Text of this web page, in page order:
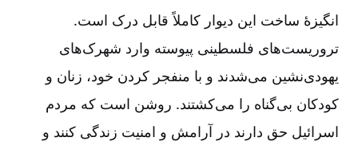
انگیزۀ ساخت این دیوار کاملاً قابل درک است.
تروریست‌های فلسطینی پیوسته وارد شهرک‌های
یهودی‌نشین می‌شدند و با منفجر کردن خود، زنان و
کودکان بی‌گناه را می‌کشتند. روشن است که مردم
اسرائیل حق دارند در آرامش و امنیت زندگی کنند و